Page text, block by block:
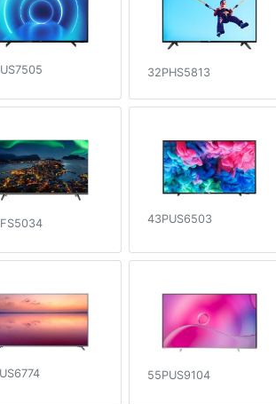
32PHS5813
43PUS6503
55PUS9104